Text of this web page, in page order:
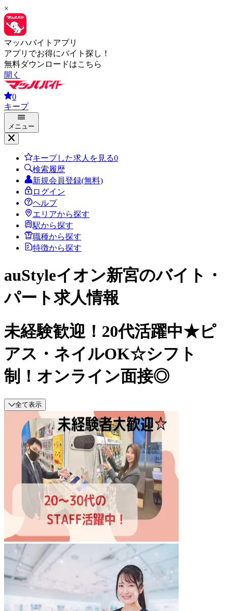
×
マッハバイトアプリ
アプリでお得にバイト探し！
無料ダウンロードはこちら
開く
0
キープ
メニュー
キープした求人を見る0
検索履歴
新規会員登録(無料)
ログイン
ヘルプ
エリアから探す
駅から探す
職種から探す
特徴から探す
auStyleイオン新宮のバイト・
パート求人情報
未経験歓迎！20代活躍中★ピ
アス・ネイルOK☆シフト
制！オンライン面接◎
全て表示